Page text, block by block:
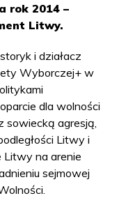
rok 2014 –
Litwy.
i działacz
Wyborczej+ w
dla wolności
agresją,
Litwy i
Litwy na arenie
sejmowej